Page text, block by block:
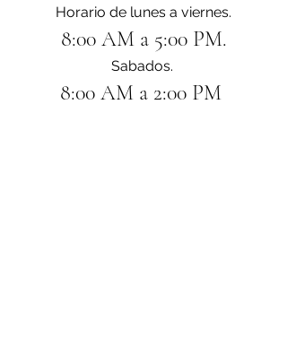
Horario de lunes a viernes.
8:00 AM a 5:00 PM.
Sabados.
8:00 AM a 2:00 PM